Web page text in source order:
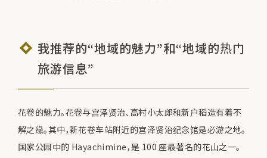
我推荐的“地域的魅力”和“地域的热门
旅游信息”
花卷的魅力。花卷与宫泽贤治、高村小太郎和新户稻造有着不
解之缘。其中，新花卷车站附近的宫泽贤治纪念馆是必游之地。
国家公园中的 Hayachimine，是 100 座最著名的花山之一。